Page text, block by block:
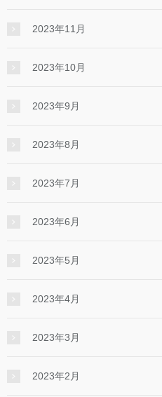
2023年11月
2023年10月
2023年9月
2023年8月
2023年7月
2023年6月
2023年5月
2023年4月
2023年3月
2023年2月